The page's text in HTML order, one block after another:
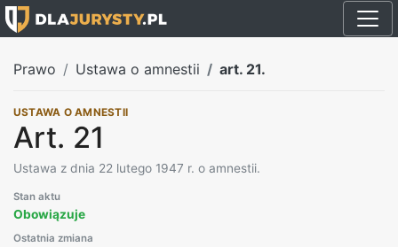
Prawo Ustawa o amnestii art. 21.
USTAWA O AMNESTII
Art. 21
Ustawa z dnia 22 lutego 1947 r. o amnestii.
Stan aktu
Obowiązuje
Ostatnia zmiana